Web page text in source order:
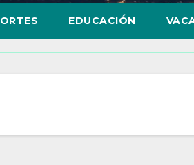
EDUCACIÓN